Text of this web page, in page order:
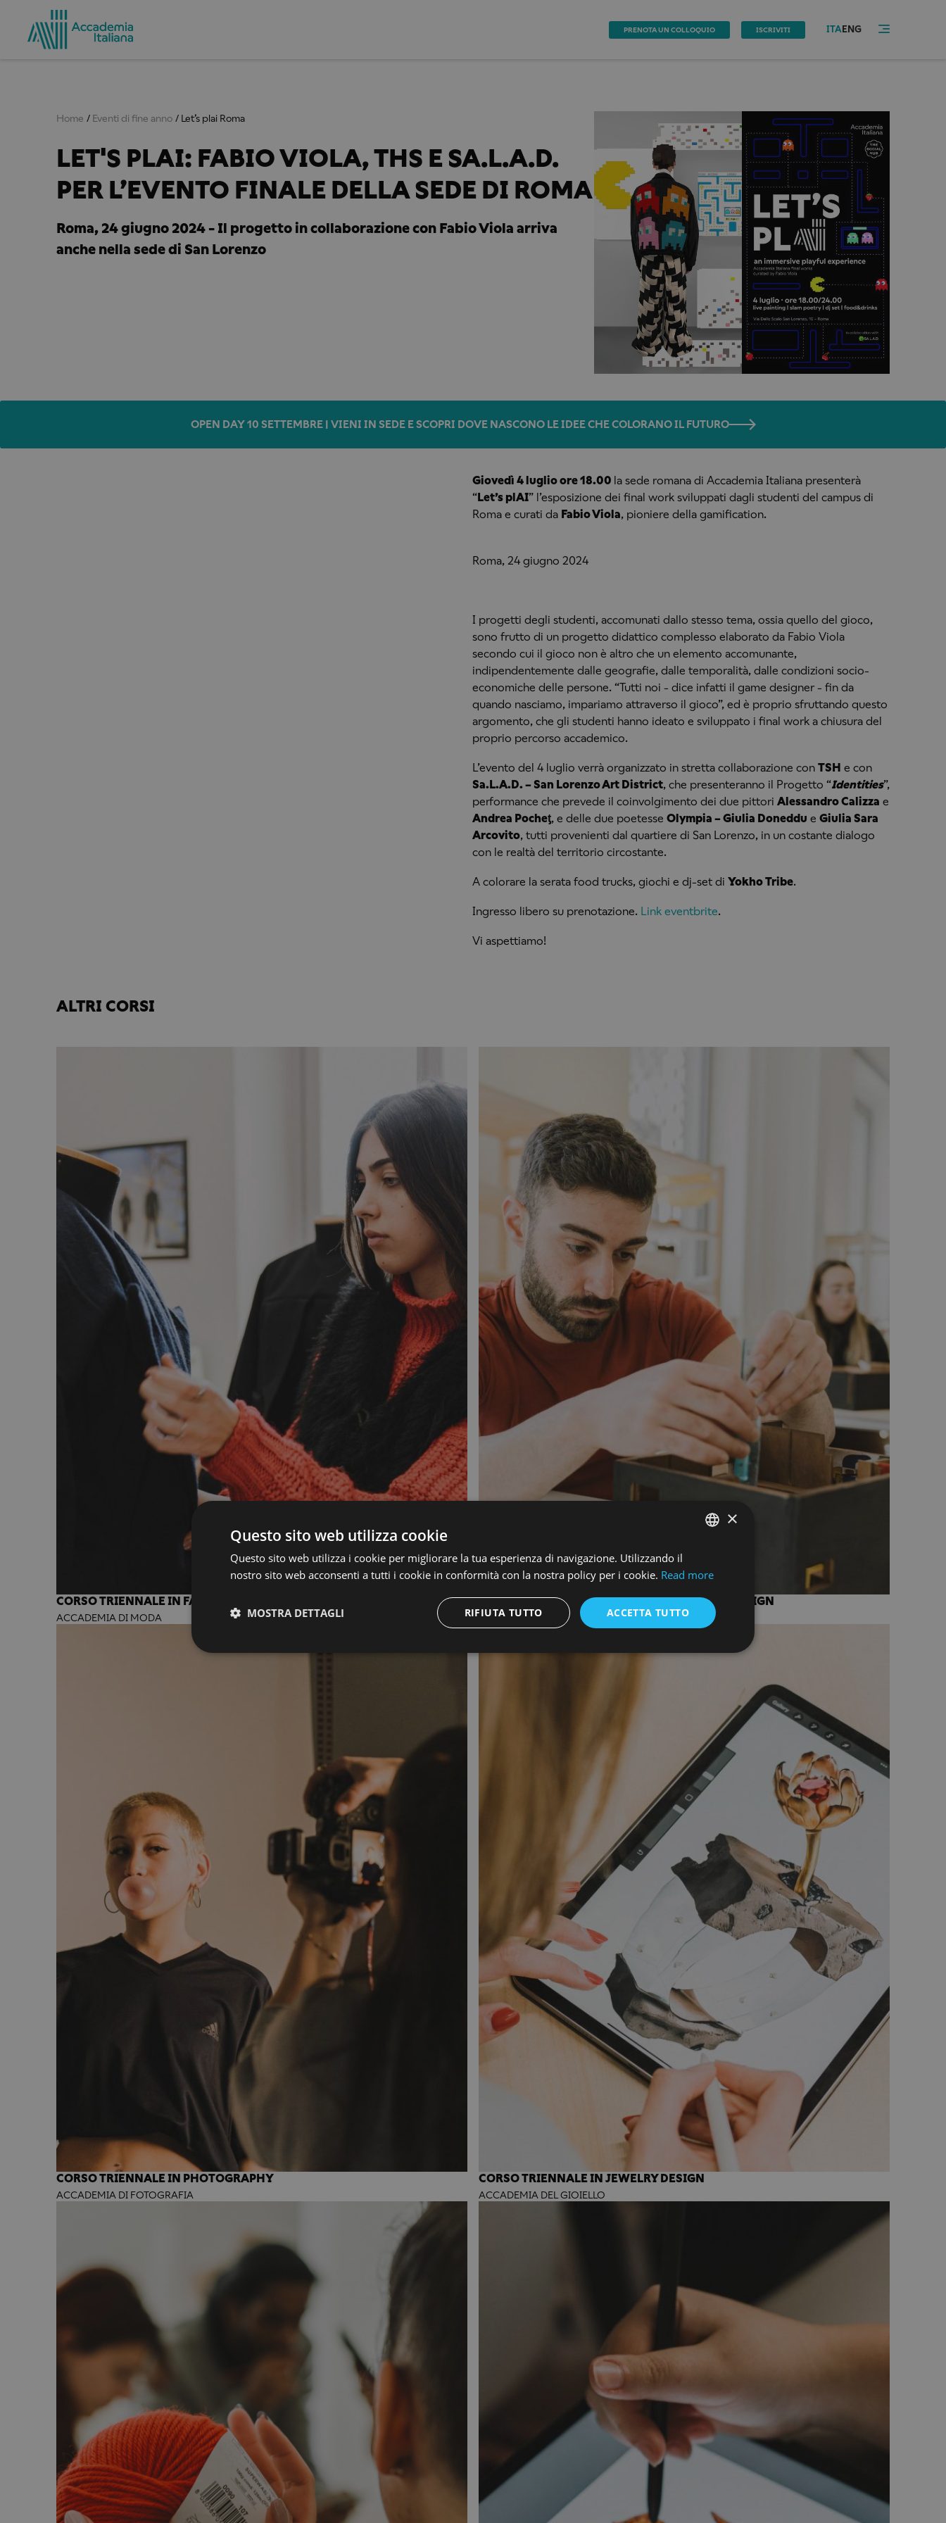
PRENOTA UN COLLOQUIO ISCRIVITI ITA ENG
Home Eventi di fine anno Let’s plai Roma
LET'S PLAI: FABIO VIOLA, THS E SA.L.A.D.
PER L’EVENTO FINALE DELLA SEDE DI ROMA
Roma, 24 giugno 2024 - Il progetto in collaborazione con Fabio Viola arriva
anche nella sede di San Lorenzo
OPEN DAY 10 SETTEMBRE | VIENI IN SEDE E SCOPRI DOVE NASCONO LE IDEE CHE COLORANO IL FUTURO
Giovedì 4 luglio ore 18.00 la sede romana di Accademia Italiana presenterà
“Let’s plAI” l’esposizione dei final work sviluppati dagli studenti del campus di
Roma e curati da Fabio Viola, pioniere della gamification.
Roma, 24 giugno 2024
I progetti degli studenti, accomunati dallo stesso tema, ossia quello del gioco,
sono frutto di un progetto didattico complesso elaborato da Fabio Viola
secondo cui il gioco non è altro che un elemento accomunante,
indipendentemente dalle geografie, dalle temporalità, dalle condizioni socio-
economiche delle persone. “Tutti noi - dice infatti il game designer - fin da
quando nasciamo, impariamo attraverso il gioco”, ed è proprio sfruttando questo
argomento, che gli studenti hanno ideato e sviluppato i final work a chiusura del
proprio percorso accademico.
L’evento del 4 luglio verrà organizzato in stretta collaborazione con TSH e con
Sa.L.A.D. – San Lorenzo Art District, che presenteranno il Progetto “Identities”,
performance che prevede il coinvolgimento dei due pittori Alessandro Calizza e
Andrea Pocheƫ, e delle due poetesse Olympia – Giulia Doneddu e Giulia Sara
Arcovito, tutti provenienti dal quartiere di San Lorenzo, in un costante dialogo
con le realtà del territorio circostante.
A colorare la serata food trucks, giochi e dj-set di Yokho Tribe.
Ingresso libero su prenotazione. Link eventbrite.
Vi aspettiamo!
ALTRI CORSI
CORSO TRIENNALE IN FASHION DESIGN
ACCADEMIA DI MODA
CORSO TRIENNALE IN INTERIOR E PRODUCT DESIGN
ACCADEMIA DI DESIGN
CORSO TRIENNALE IN PHOTOGRAPHY
ACCADEMIA DI FOTOGRAFIA
CORSO TRIENNALE IN JEWELRY DESIGN
ACCADEMIA DEL GIOIELLO
ENGLISH
×
Questo sito web utilizza cookie
Questo sito web utilizza i cookie per migliorare la tua esperienza di navigazione. Utilizzando il
nostro sito web acconsenti a tutti i cookie in conformità con la nostra policy per i cookie. Read more
ACCETTA TUTTO
RIFIUTA TUTTO
MOSTRA DETTAGLI